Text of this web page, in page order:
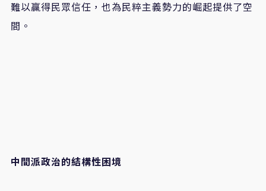
難以贏得民眾信任，也為民粹主義勢力的崛起提供了空
間。
中間派政治的結構性困境